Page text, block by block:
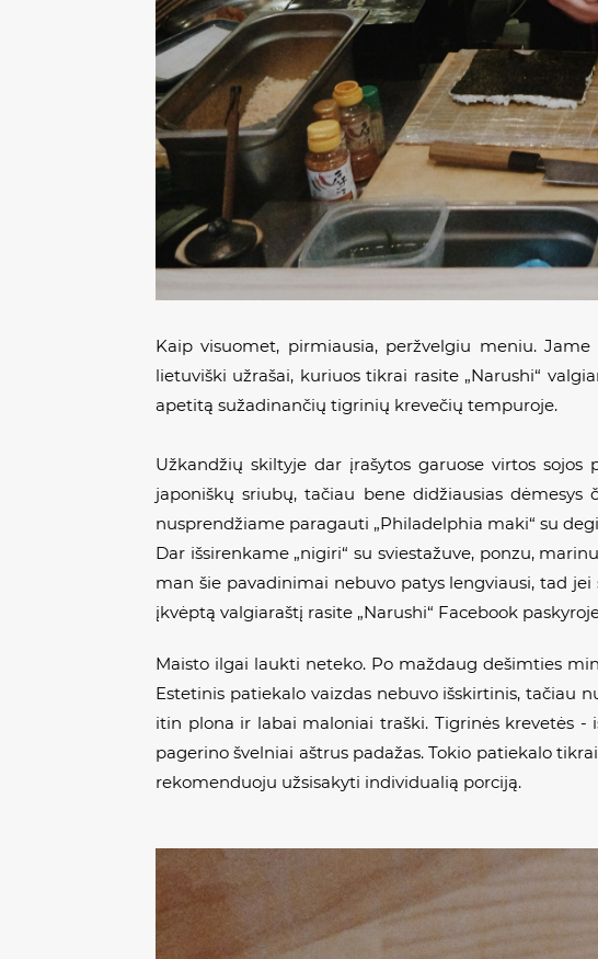
Kaip visuomet, pirmiausia, peržvelgiu meniu.
lietuviški užrašai, kuriuos tikrai rasite „Narushi“
apetitą sužadinančių tigrinių krevečių tempuroje.
Užkandžių skiltyje dar įrašytos garuose virtos sojos
japoniškų sriubų, tačiau bene didžiausias dėmesys
nusprendžiame paragauti „Philadelphia maki“ su
Dar išsirenkame „nigiri“ su sviestažuve, ponzu,
man šie pavadinimai nebuvo patys lengviausi, tad jei
įkvėptą valgiaraštį rasite „Narushi“ Facebook
Maisto ilgai laukti neteko. Po maždaug dešimties
Estetinis patiekalo vaizdas nebuvo išskirtinis, tačiau
itin plona ir labai maloniai traški. Tigrinės krevetės -
pagerino švelniai aštrus padažas. Tokio patiekalo
rekomenduoju užsisakyti individualią porciją.